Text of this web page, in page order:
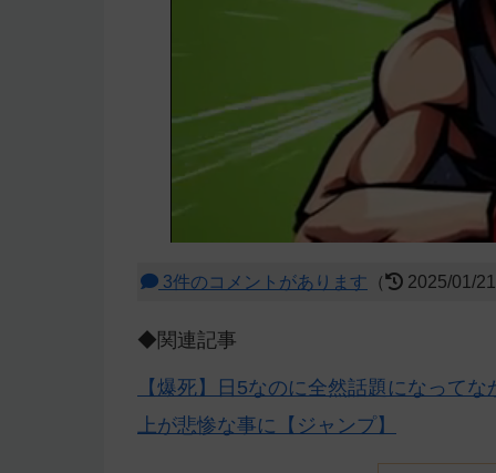
3件のコメントがあります （ 2025/01/
◆関連記事
【爆死】日5なのに全然話題になって
上が悲惨な事に【ジャンプ】